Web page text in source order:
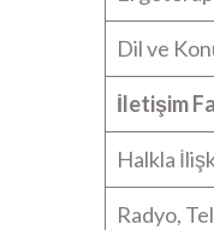
Dil ve
İletişim
Halkla
Radyo,